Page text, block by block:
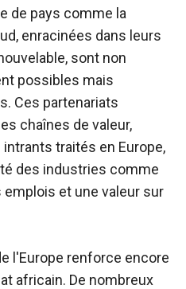
de pays comme la
enracinées dans leurs
sont non
possibles mais
Ces partenariats
chaînes de valeur,
traités en Europe,
des industries comme
emplois et une valeur sur
l'Europe renforce encore
africain. De nombreux